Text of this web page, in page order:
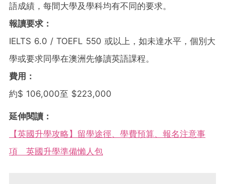
語成績，每間大學及學科均有不同的要求。
報讀要求：
IELTS 6.0 / TOEFL 550 或以上，如未達水平，個別大
學或要求同學在澳洲先修讀英語課程。
費用：
約$ 106,000至 $223,000
延伸閱讀：
【英國升學攻略】留學途徑、學費預算、報名注意事
項 英國升學準備懶人包